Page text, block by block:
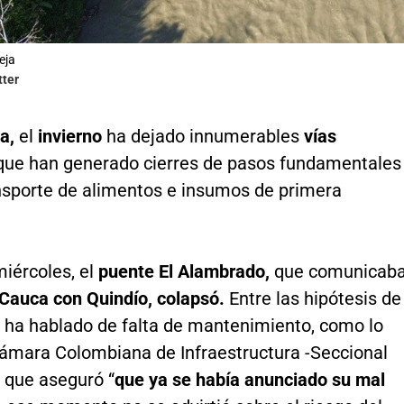
el inviernoha dejado innumerables vías
han generado cierres de pasos fundamentales
de alimentos e insumos de primera
el puente El Alambrado, que
con Quindío, colapsó. Entre las hipótesis de
ha hablado de falta de mantenimiento, como lo
Colombiana de Infraestructura -Seccional
aseguró “que ya se había anunciado su mal